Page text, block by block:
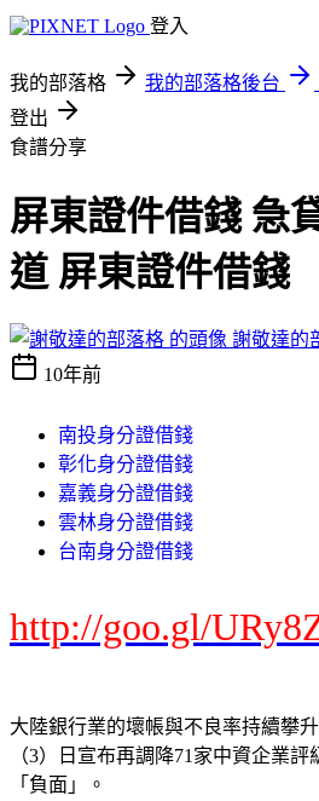
登入
我的部落格 我的部落格後台
登出
食譜分享
屏東證件借錢 急
道 屏東證件借錢
謝敬達的
10年前
南投身分證借錢
彰化身分證借錢
嘉義身分證借錢
雲林身分證借錢
台南身分證借錢
http://goo.gl/
大陸銀行業的壞帳與不良率持續攀
（3）日宣布再調降71家中資企業
「負面」。